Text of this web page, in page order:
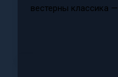
вестерны классика